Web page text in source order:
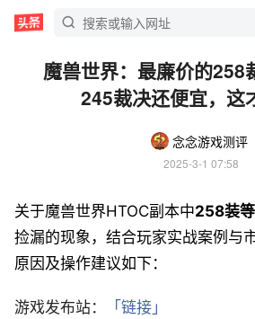
魔兽世界：最廉价的258
245裁决还便宜，这
念念游戏测评
2025-3-1 07:58
关于魔兽世界HTOC副本中258装
捡漏的现象，结合玩家实战案例与
原因及操作建议如下：
游戏发布站： 「链接」